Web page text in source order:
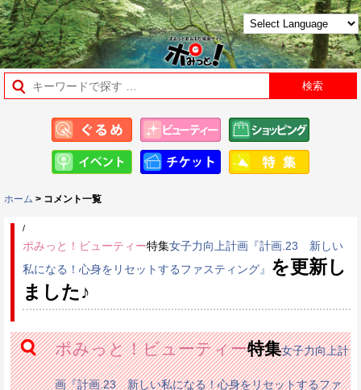
ホーム > コメント一覧
/
ポみっと！ビューティー特集女子力向上計画『計画.23 新しい
私になる！心身をリセットするファスティング』
を更新し
ました♪
ポみっと！ビューティー特集女子力向上計
画『計画.23 新しい私になる！心身をリセットするファ